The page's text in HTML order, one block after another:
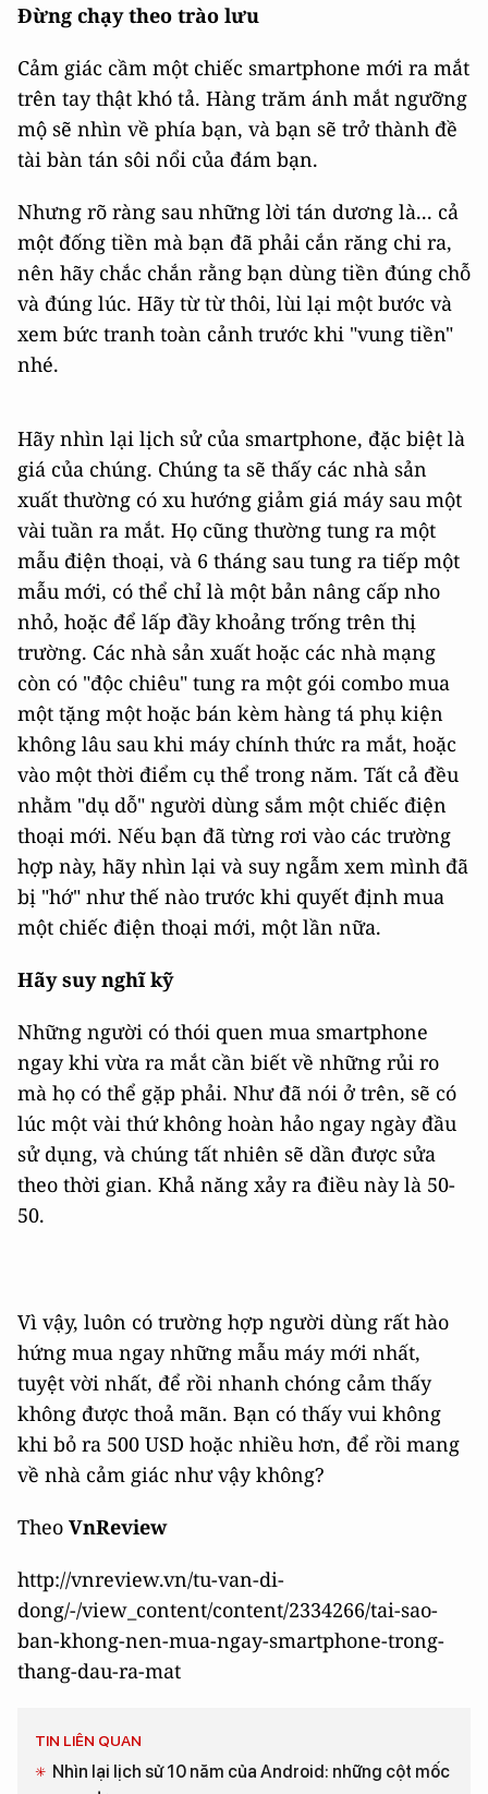
Đừng chạy theo trào lưu
Cảm giác cầm một chiếc smartphone mới ra mắt
trên tay thật khó tả. Hàng trăm ánh mắt ngưỡng
mộ sẽ nhìn về phía bạn, và bạn sẽ trở thành đề
tài bàn tán sôi nổi của đám bạn.
Nhưng rõ ràng sau những lời tán dương là... cả
một đống tiền mà bạn đã phải cắn răng chi ra,
nên hãy chắc chắn rằng bạn dùng tiền đúng chỗ
và đúng lúc. Hãy từ từ thôi, lùi lại một bước và
xem bức tranh toàn cảnh trước khi "vung tiền"
nhé.
Hãy nhìn lại lịch sử của smartphone, đặc biệt là
giá của chúng. Chúng ta sẽ thấy các nhà sản
xuất thường có xu hướng giảm giá máy sau một
vài tuần ra mắt. Họ cũng thường tung ra một
mẫu điện thoại, và 6 tháng sau tung ra tiếp một
mẫu mới, có thể chỉ là một bản nâng cấp nho
nhỏ, hoặc để lấp đầy khoảng trống trên thị
trường. Các nhà sản xuất hoặc các nhà mạng
còn có "độc chiêu" tung ra một gói combo mua
một tặng một hoặc bán kèm hàng tá phụ kiện
không lâu sau khi máy chính thức ra mắt, hoặc
vào một thời điểm cụ thể trong năm. Tất cả đều
nhằm "dụ dỗ" người dùng sắm một chiếc điện
thoại mới. Nếu bạn đã từng rơi vào các trường
hợp này, hãy nhìn lại và suy ngẫm xem mình đã
bị "hớ" như thế nào trước khi quyết định mua
một chiếc điện thoại mới, một lần nữa.
Hãy suy nghĩ kỹ
Những người có thói quen mua smartphone
ngay khi vừa ra mắt cần biết về những rủi ro
mà họ có thể gặp phải. Như đã nói ở trên, sẽ có
lúc một vài thứ không hoàn hảo ngay ngày đầu
sử dụng, và chúng tất nhiên sẽ dần được sửa
theo thời gian. Khả năng xảy ra điều này là 50-
50.
Vì vậy, luôn có trường hợp người dùng rất hào
hứng mua ngay những mẫu máy mới nhất,
tuyệt vời nhất, để rồi nhanh chóng cảm thấy
không được thoả mãn. Bạn có thấy vui không
khi bỏ ra 500 USD hoặc nhiều hơn, để rồi mang
về nhà cảm giác như vậy không?
Theo VnReview
http://vnreview.vn/tu-van-di-
dong/-/view_content/content/2334266/tai-sao-
ban-khong-nen-mua-ngay-smartphone-trong-
thang-dau-ra-mat
TIN LIÊN QUAN
Nhìn lại lịch sử 10 năm của Android: những cột mốc